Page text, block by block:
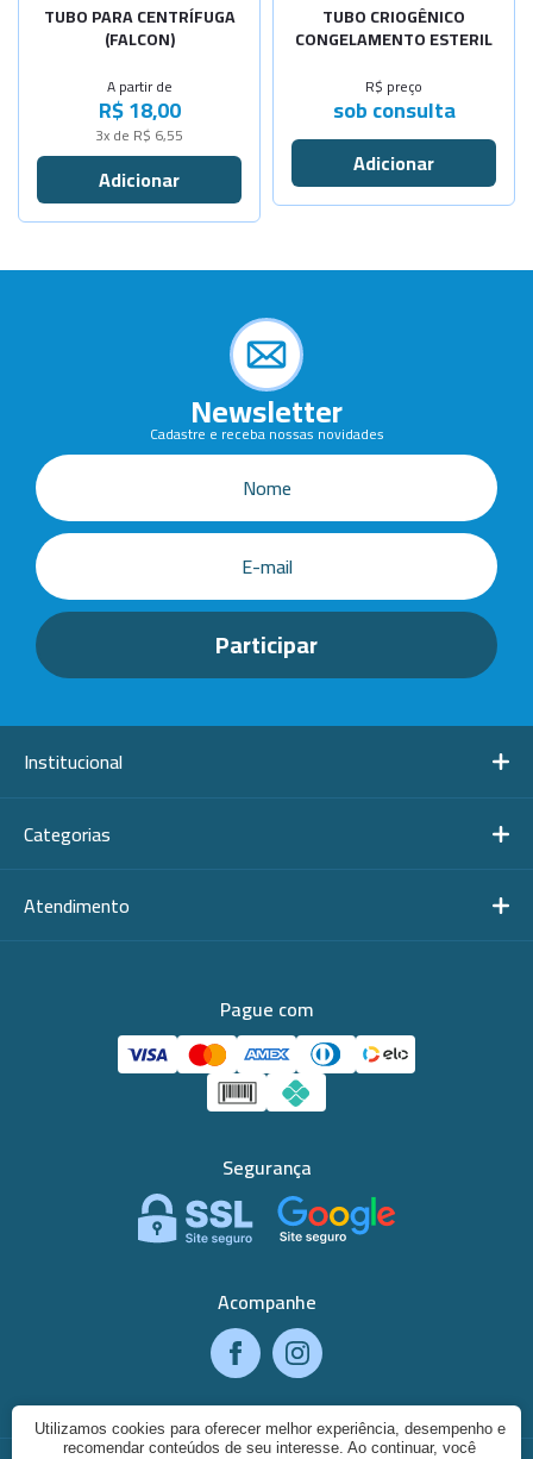
TUBO PARA CENTRÍFUGA
(FALCON)
A partir de
R$ 18,00
3x de R$ 6,55
TUBO CRIOGÊNICO
CONGELAMENTO ESTERIL
R$ preço
sob consulta
Newsletter
Cadastre e receba nossas novidades
Institucional
Categorias
Atendimento
Pague com
Segurança
Acompanhe
Utilizamos cookies para oferecer melhor experiência, desempenho e
recomendar conteúdos de seu interesse. Ao continuar, você